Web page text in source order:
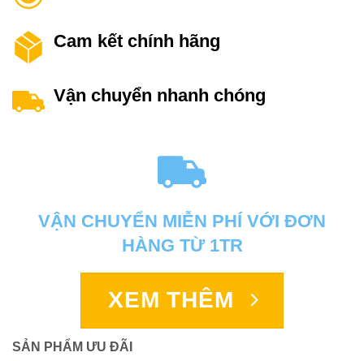
Cam kết chính hãng
Vận chuyển nhanh chóng
VẬN CHUYỂN MIỄN PHÍ VỚI ĐƠN
HÀNG TỪ 1TR
XEM THÊM
SẢN PHẨM ƯU ĐÃI